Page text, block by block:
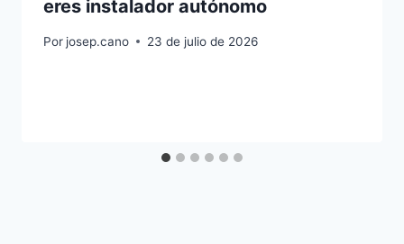
eres instalador autónomo
Por josep.cano 23 de julio de 2026